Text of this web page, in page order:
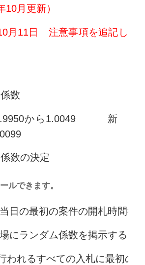
10月更新）
月11日 注意事項を追記し
数
から1.0049 新
数の決定
ルできます。
日の最初の案件の開札時間後
にランダム係数を掲示する
れるすべての入札に最初の案